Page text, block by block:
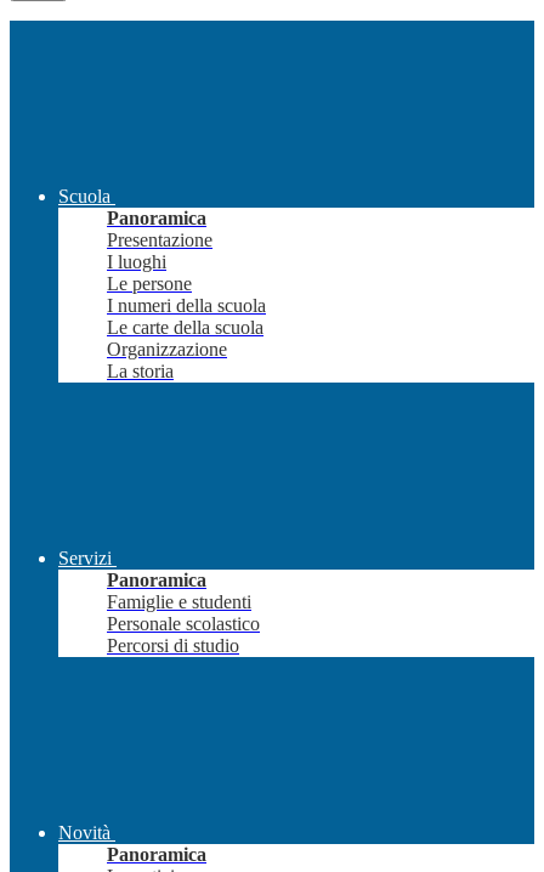
Scuola
Panoramica
Presentazione
I luoghi
Le persone
I numeri della scuola
Le carte della scuola
Organizzazione
La storia
Servizi
Panoramica
Famiglie e studenti
Personale scolastico
Percorsi di studio
Novità
Panoramica